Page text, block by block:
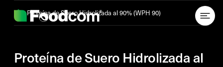
Proteína de Suero Hidrolizada al 90% (WPH 90)
Proteína de Suero Hidrolizada al